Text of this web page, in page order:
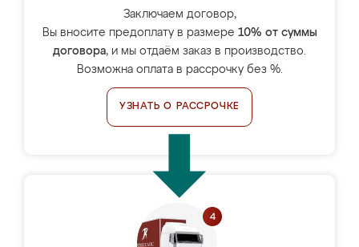
Заключаем договор,
Вы вносите предоплату в размере 10% от суммы
договора, и мы отдаём заказ в производство.
Возможна оплата в рассрочку без %.
УЗНАТЬ О РАССРОЧКЕ